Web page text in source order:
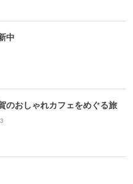
中
のおしゃれカフェをめぐる旅
3